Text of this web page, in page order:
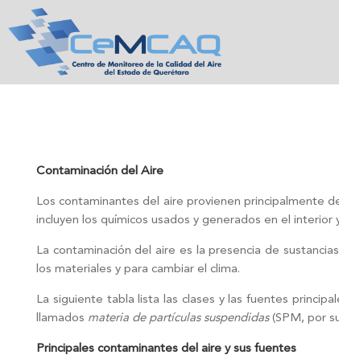
Contaminación del Aire
Los contaminantes del aire provienen principalmente
incluyen los químicos usados y generados en el interior
La contaminación del aire es la presencia de
los materiales y para cambiar el clima.
La siguiente tabla lista las clases y las fuentes
llamados materia de partículas suspendidas(SPM, por
Principales contaminantes del aire y sus fuentes